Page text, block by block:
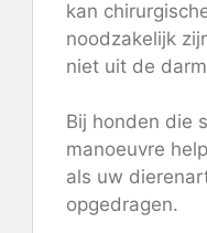
kan
noodzakelijk
niet uit de
Bij honden die
manoeuvre
als uw
opgedragen.